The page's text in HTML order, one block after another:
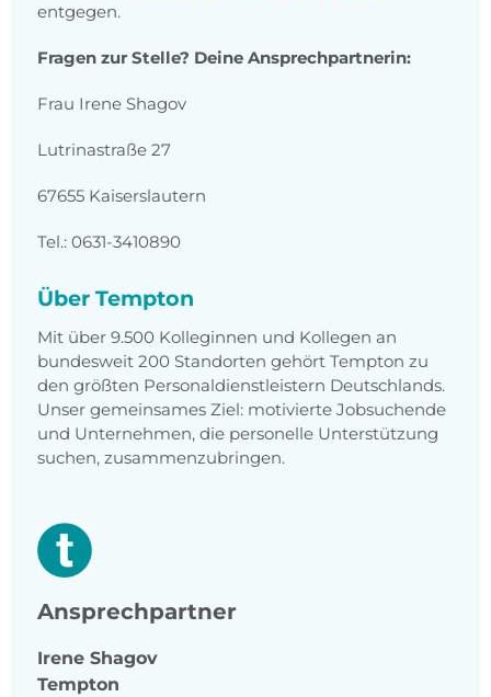
entgegen.
Fragen zur Stelle? Deine Ansprechpartnerin:
Frau Irene Shagov
Lutrinastraße 27
67655 Kaiserslautern
Tel.: 0631-3410890
Über Tempton
Mit über 9.500 Kolleginnen und Kollegen an
bundesweit 200 Standorten gehört Tempton zu
den größten Personaldienstleistern Deutschlands.
Unser gemeinsames Ziel: motivierte Jobsuchende
und Unternehmen, die personelle Unterstützung
suchen, zusammenzubringen.
Ansprechpartner
Irene Shagov
Tempton